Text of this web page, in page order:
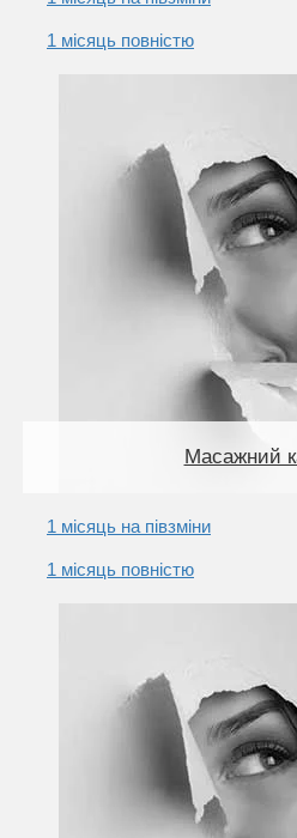
1 місяць повністю
Масажний
1 місяць на півзміни
1 місяць повністю